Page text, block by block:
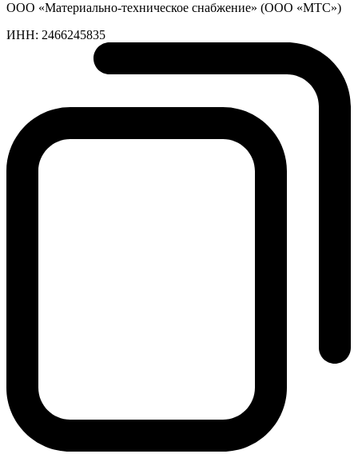
ООО «Материально-техническое снабжение» (ООО «МТС»)
ИНН: 2466245835